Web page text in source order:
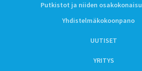
Putkistot ja niiden
Yhdistelmäkokoonpano
UUTISET
YRITYS